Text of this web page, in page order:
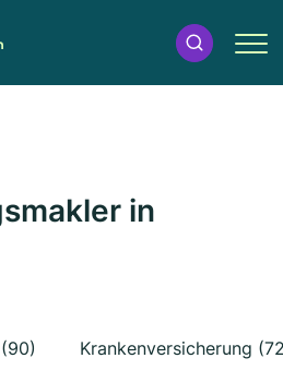
in
Krankenversicherung